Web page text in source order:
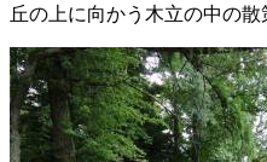
丘の上に向かう木立の中の散